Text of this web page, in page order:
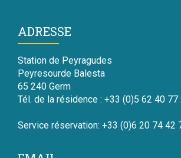
ADRESSE
Station de Peyragudes
Peyresourde Balesta
65 240 Germ
Tél. de la résidence : +33 (0)5 62 40 77
Service réservation: +33 (0)6 20 74 42